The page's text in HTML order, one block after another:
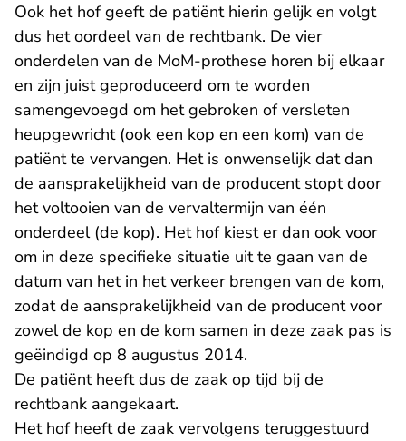
Ook het hof geeft de patiënt hierin gelijk en volgt
dus het oordeel van de rechtbank. De vier
onderdelen van de MoM-prothese horen bij elkaar
en zijn juist geproduceerd om te worden
samengevoegd om het gebroken of versleten
heupgewricht (ook een kop en een kom) van de
patiënt te vervangen. Het is onwenselijk dat dan
de aansprakelijkheid van de producent stopt door
het voltooien van de vervaltermijn van één
onderdeel (de kop). Het hof kiest er dan ook voor
om in deze specifieke situatie uit te gaan van de
datum van het in het verkeer brengen van de kom,
zodat de aansprakelijkheid van de producent voor
zowel de kop en de kom samen in deze zaak pas is
geëindigd op 8 augustus 2014.
De patiënt heeft dus de zaak op tijd bij de
rechtbank aangekaart.
Het hof heeft de zaak vervolgens teruggestuurd